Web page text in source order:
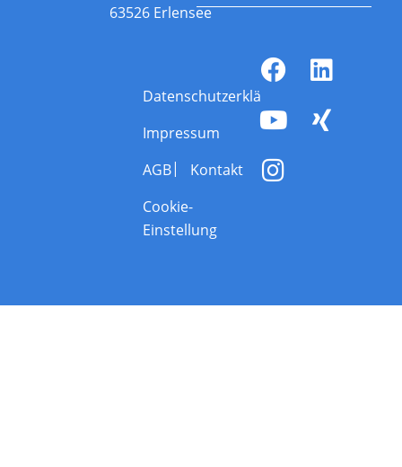
63526 Erlensee
Datenschutzerklärung
Impressum
AGB
Kontakt
Cookie-
Einstellung